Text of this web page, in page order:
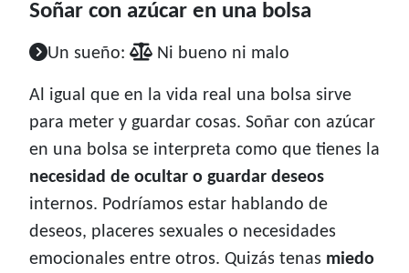
Soñar con azúcar en una bolsa
Un sueño: Ni bueno ni malo
Al igual que en la vida real una bolsa sirve
para meter y guardar cosas. Soñar con azúcar
en una bolsa se interpreta como que tienes la
necesidad de ocultar o guardar deseos
internos. Podríamos estar hablando de
deseos, placeres sexuales o necesidades
emocionales entre otros. Quizás tenas miedo